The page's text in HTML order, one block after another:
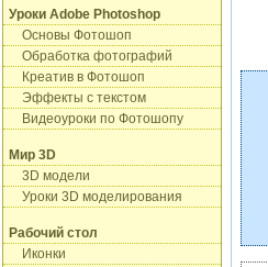
Уроки Adobe Photoshop
Основы Фотошоп
Обработка фотографий
Креатив в Фотошоп
Эффекты с текстом
Видеоуроки по Фотошопу
Мир 3D
3D модели
Уроки 3D моделирования
Рабочий стол
Иконки